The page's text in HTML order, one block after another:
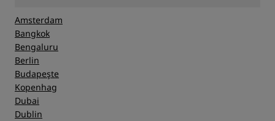
Amsterdam
Bangkok
Bengaluru
Berlin
Budapeşte
Kopenhag
Dubai
Dublin